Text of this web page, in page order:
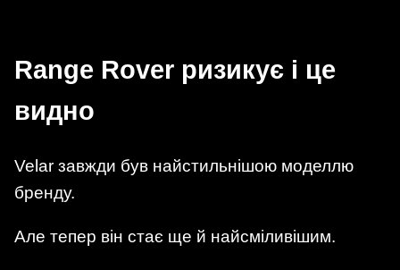
Range Rover ризикує і це
видно
Velar завжди був найстильнішою моделлю
бренду.
Але тепер він стає ще й найсміливішим.